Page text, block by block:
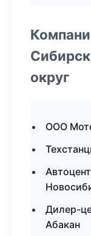
округ
ООО
Дилер-
Абакан